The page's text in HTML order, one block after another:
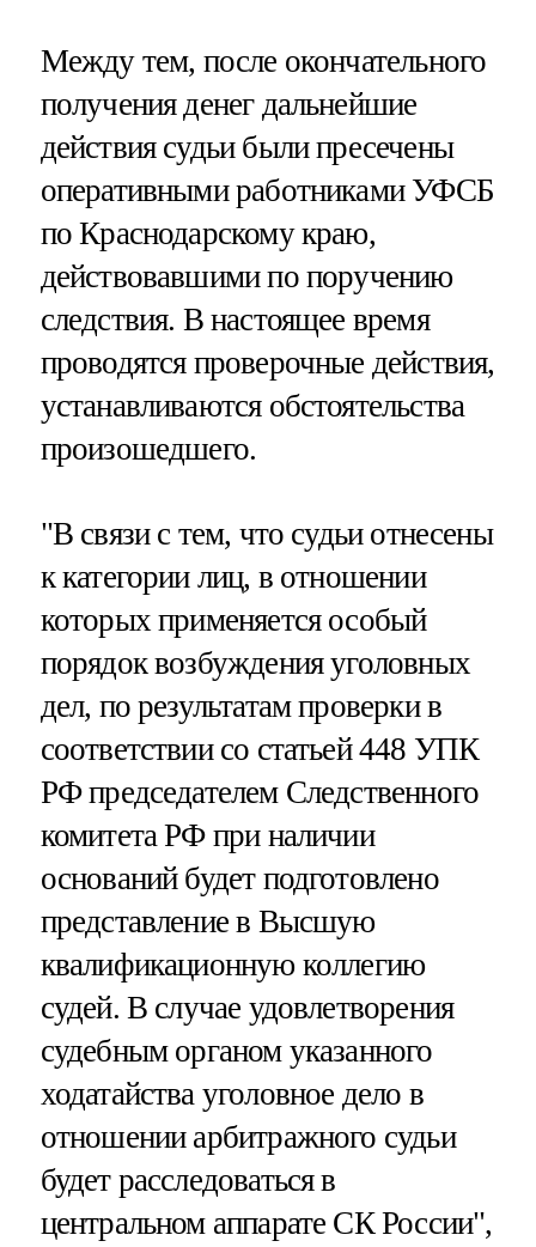
Между тем, после окончательного
получения денег дальнейшие
действия судьи были пресечены
оперативными работниками УФСБ
по Краснодарскому краю,
действовавшими по поручению
следствия. В настоящее время
проводятся проверочные действия,
устанавливаются обстоятельства
произошедшего.
"В связи с тем, что судьи отнесены
к категории лиц, в отношении
которых применяется особый
порядок возбуждения уголовных
дел, по результатам проверки в
соответствии со статьей 448 УПК
РФ председателем Следственного
комитета РФ при наличии
оснований будет подготовлено
представление в Высшую
квалификационную коллегию
судей. В случае удовлетворения
судебным органом указанного
ходатайства уголовное дело в
отношении арбитражного судьи
будет расследоваться в
центральном аппарате СК России",